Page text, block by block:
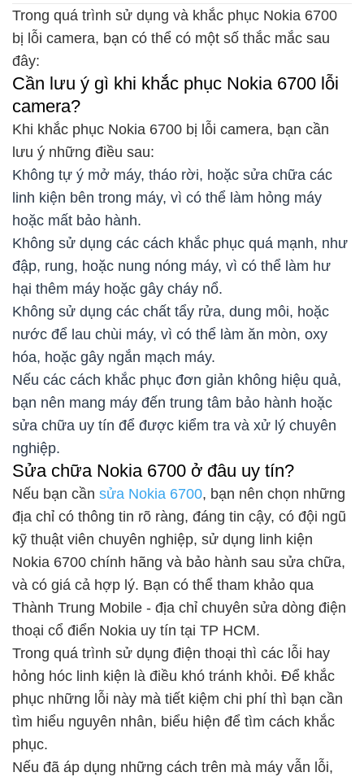
Trong quá trình sử dụng và khắc phục Nokia 6700
bị lỗi camera, bạn có thể có một số thắc mắc sau
đây:
Cần lưu ý gì khi khắc phục Nokia 6700 lỗi
camera?
Khi khắc phục Nokia 6700 bị lỗi camera, bạn cần
lưu ý những điều sau:
Không tự ý mở máy, tháo rời, hoặc sửa chữa các
linh kiện bên trong máy, vì có thể làm hỏng máy
hoặc mất bảo hành.
Không sử dụng các cách khắc phục quá mạnh, như
đập, rung, hoặc nung nóng máy, vì có thể làm hư
hại thêm máy hoặc gây cháy nổ.
Không sử dụng các chất tẩy rửa, dung môi, hoặc
nước để lau chùi máy, vì có thể làm ăn mòn, oxy
hóa, hoặc gây ngắn mạch máy.
Nếu các cách khắc phục đơn giản không hiệu quả,
bạn nên mang máy đến trung tâm bảo hành hoặc
sửa chữa uy tín để được kiểm tra và xử lý chuyên
nghiệp.
Sửa chữa Nokia 6700 ở đâu uy tín?
Nếu bạn cần sửa Nokia 6700, bạn nên chọn những
địa chỉ có thông tin rõ ràng, đáng tin cậy, có đội ngũ
kỹ thuật viên chuyên nghiệp, sử dụng linh kiện
Nokia 6700 chính hãng và bảo hành sau sửa chữa,
và có giá cả hợp lý. Bạn có thể tham khảo qua
Thành Trung Mobile - địa chỉ chuyên sửa dòng điện
thoại cổ điển Nokia uy tín tại TP HCM.
Trong quá trình sử dụng điện thoại thì các lỗi hay
hỏng hóc linh kiện là điều khó tránh khỏi. Để khắc
phục những lỗi này mà tiết kiệm chi phí thì bạn cần
tìm hiểu nguyên nhân, biểu hiện để tìm cách khắc
phục.
Nếu đã áp dụng những cách trên mà máy vẫn lỗi,